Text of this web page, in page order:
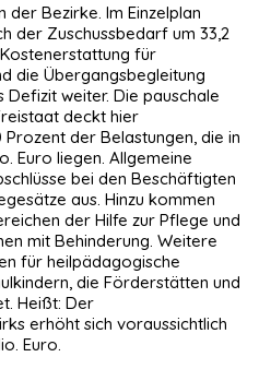
der Bezirke. Im Einzelplan
der Zuschussbedarf um 33,2
für
die Übergangsbegleitung
weiter. Die pauschale
deckt hier
der Belastungen, die in
Euro liegen. Allgemeine
bei den Beschäftigten
aus. Hinzu kommen
der Hilfe zur Pflege und
mit Behinderung. Weitere
für heilpädagogische
die Förderstätten und
Heißt: Der
erhöht sich voraussichtlich
Euro.